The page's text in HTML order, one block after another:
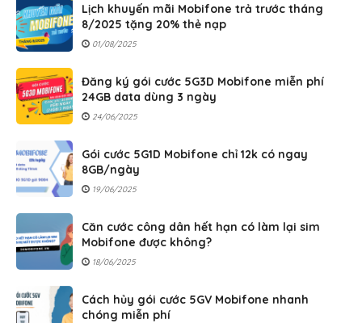
Lịch khuyến mãi Mobifone trả trước tháng
8/2025 tặng 20% thẻ nạp
01/08/2025
Đăng ký gói cước 5G3D Mobifone miễn phí
24GB data dùng 3 ngày
24/06/2025
Gói cước 5G1D Mobifone chỉ 12k có ngay
8GB/ngày
19/06/2025
Căn cước công dân hết hạn có làm lại sim
Mobifone được không?
18/06/2025
Cách hủy gói cước 5GV Mobifone nhanh
chóng miễn phí